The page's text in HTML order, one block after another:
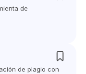
de
de plagio con